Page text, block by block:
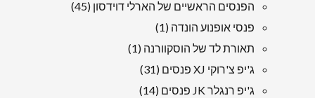
הפנסים הראשיים של הארלי דוידסון 45
45
פנסי אופנוע הונדה 1
1
מוּצָר
תאורת לד של הוסקוורנה 1
1
ג'יפ צ'רוקי XJ פנסים 31
31
מוצרים
ג'יפ רנגלר JK פנסים 14
14